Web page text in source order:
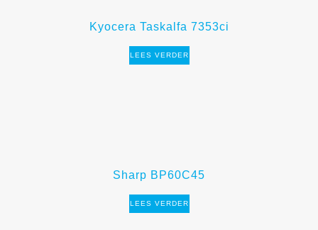
Kyocera Taskalfa 7353ci
LEES VERDER
Sharp BP60C45
LEES VERDER